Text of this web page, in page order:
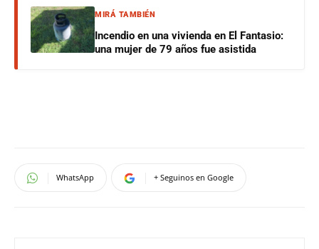
MIRÁ TAMBIÉN
Incendio en una vivienda en El Fantasio:
una mujer de 79 años fue asistida
WhatsApp + Seguinos en Google